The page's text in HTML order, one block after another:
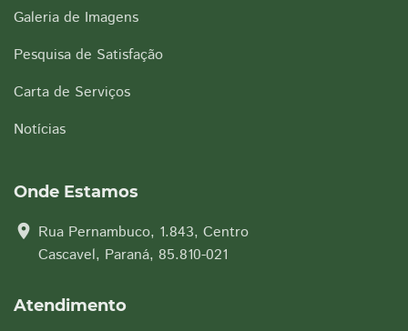
Galeria de Imagens
Pesquisa de Satisfação
Carta de Serviços
Notícias
Onde Estamos
location_on Rua Pernambuco, 1.843, Centro
Cascavel, Paraná, 85.810-021
Atendimento